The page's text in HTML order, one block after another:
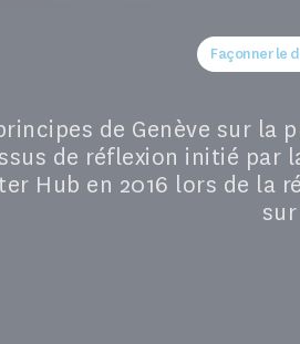
Façonner le
de Genève sur
de réflexion initié par
Hub en 2016 lors de la